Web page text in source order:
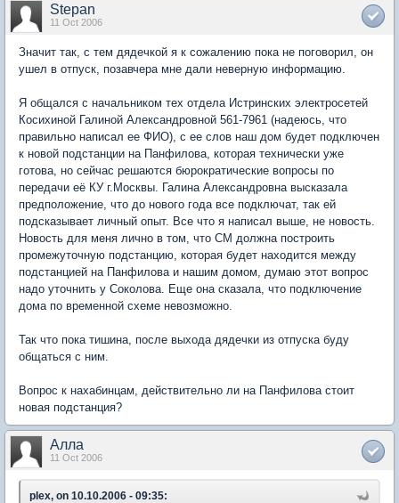
Stepan
11 Oct 2006
Значит так, с тем дядечкой я к сожалению пока не поговорил, он
ушел в отпуск, позавчера мне дали неверную информацию.
Я общался с начальником тех отдела Истринских электросетей
Косихиной Галиной Александровной 561-7961 (надеюсь, что
правильно написал ее ФИО), с ее слов наш дом будет подключен
к новой подстанции на Панфилова, которая технически уже
готова, но сейчас решаются бюрократические вопросы по
передачи её КУ г.Москвы. Галина Александровна высказала
предположение, что до нового года все подключат, так ей
подсказывает личный опыт. Все что я написал выше, не новость.
Новость для меня лично в том, что СМ должна построить
промежуточную подстанцию, которая будет находится между
подстанцией на Панфилова и нашим домом, думаю этот вопрос
надо уточнить у Соколова. Еще она сказала, что подключение
дома по временной схеме невозможно.
Так что пока тишина, после выхода дядечки из отпуска буду
общаться с ним.
Вопрос к нахабинцам, действительно ли на Панфилова стоит
новая подстанция?
Алла
11 Oct 2006
plex, on 10.10.2006 - 09:35: